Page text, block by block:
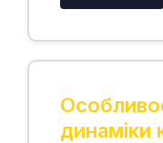
динаміки